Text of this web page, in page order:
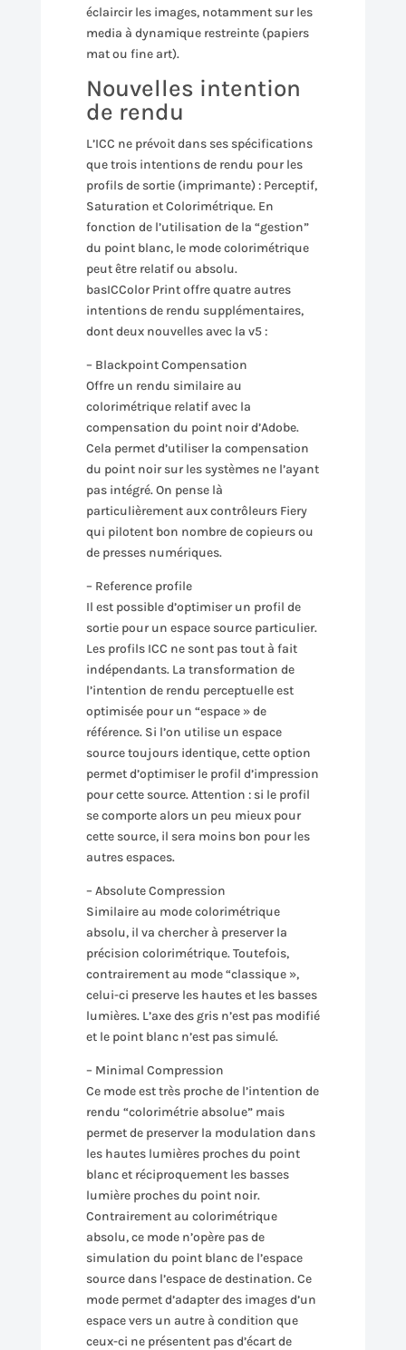
éclaircir les images, notamment sur les
media à dynamique restreinte (papiers
mat ou fine art).
Nouvelles intention
de rendu
L’ICC ne prévoit dans ses spécifications
que trois intentions de rendu pour les
profils de sortie (imprimante) : Perceptif,
Saturation et Colorimétrique. En
fonction de l’utilisation de la “gestion”
du point blanc, le mode colorimétrique
peut être relatif ou absolu.
basICColor Print offre quatre autres
intentions de rendu supplémentaires,
dont deux nouvelles avec la v5 :
– Blackpoint Compensation
Offre un rendu similaire au
colorimétrique relatif avec la
compensation du point noir d’Adobe.
Cela permet d’utiliser la compensation
du point noir sur les systèmes ne l’ayant
pas intégré. On pense là
particulièrement aux contrôleurs Fiery
qui pilotent bon nombre de copieurs ou
de presses numériques.
– Reference profile
Il est possible d’optimiser un profil de
sortie pour un espace source particulier.
Les profils ICC ne sont pas tout à fait
indépendants. La transformation de
l’intention de rendu perceptuelle est
optimisée pour un “espace » de
référence. Si l’on utilise un espace
source toujours identique, cette option
permet d’optimiser le profil d’impression
pour cette source. Attention : si le profil
se comporte alors un peu mieux pour
cette source, il sera moins bon pour les
autres espaces.
– Absolute Compression
Similaire au mode colorimétrique
absolu, il va chercher à preserver la
précision colorimétrique. Toutefois,
contrairement au mode “classique »,
celui-ci preserve les hautes et les basses
lumières. L’axe des gris n’est pas modifié
et le point blanc n’est pas simulé.
– Minimal Compression
Ce mode est très proche de l’intention de
rendu “colorimétrie absolue” mais
permet de preserver la modulation dans
les hautes lumières proches du point
blanc et réciproquement les basses
lumière proches du point noir.
Contrairement au colorimétrique
absolu, ce mode n’opère pas de
simulation du point blanc de l’espace
source dans l’espace de destination. Ce
mode permet d’adapter des images d’un
espace vers un autre à condition que
ceux-ci ne présentent pas d’écart de